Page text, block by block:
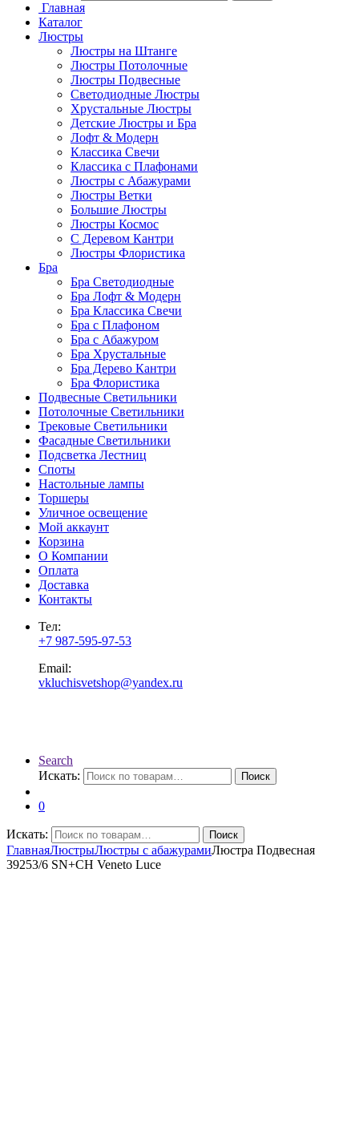
Главная
Каталог
Люстры
Люстры на Штанге
Люстры Потолочные
Люстры Подвесные
Светодиодные Люстры
Хрустальные Люстры
Детские Люстры и Бра
Лофт & Модерн
Классика Свечи
Классика с Плафонами
Люстры с Абажурами
Люстры Ветки
Большие Люстры
Люстры Космос
С Деревом Кантри
Люстры Флористика
Бра
Бра Светодиодные
Бра Лофт & Модерн
Бра Классика Свечи
Бра с Плафоном
Бра с Абажуром
Бра Хрустальные
Бра Дерево Кантри
Бра Флористика
Подвесные Светильники
Потолочные Светильники
Трековые Светильники
Фасадные Светильники
Подсветка Лестниц
Споты
Настольные лампы
Торшеры
Уличное освещение
Мой аккаунт
Корзина
О Компании
Оплата
Доставка
Контакты
Тел:
+7 987-595-97-53
Email:
vkluchisvetshop@yandex.ru
Search
Искать:
Поиск
0
Искать: Поиск
ГлавнаяЛюстрыЛюстры с абажурамиЛюстра Подвесная
39253/6 SN+CH Veneto Luce